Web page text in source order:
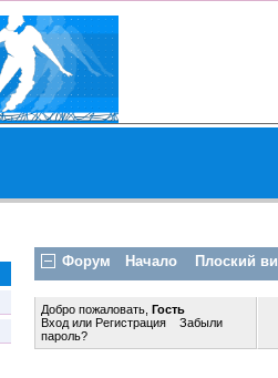
Форум Начало Плоский
Добро пожаловать,Гость
Входили Регистрация
Забыли
пароль?